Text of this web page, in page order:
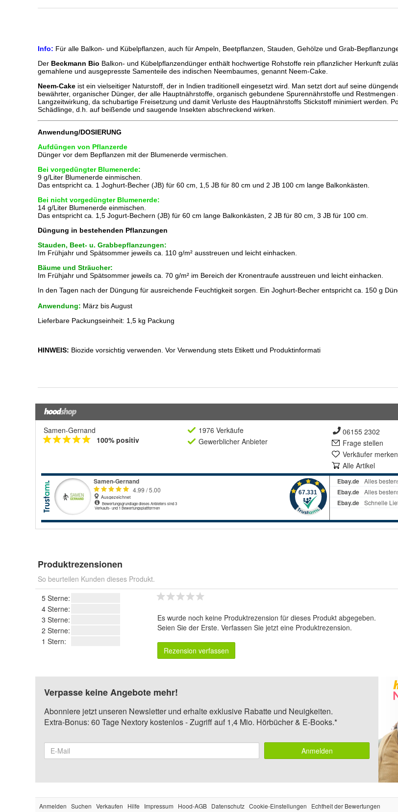
Samen-Gernand
100% positiv
1976 Verkäufe
Gewerblicher Anbieter
06155 2302
Frage stellen
Verkäufer merken
Alle Artikel
Produktrezensionen
So beurteilen Kunden dieses Produkt.
5 Sterne:
4 Sterne:
3 Sterne:
2 Sterne:
1 Stern:
Es wurde noch keine Produktrezension für dieses Produkt abgegeben.
Seien Sie der Erste. Verfassen Sie jetzt eine Produktrezension.
Rezension verfassen
Verpasse keine Angebote mehr!
Abonniere jetzt unseren Newsletter und erhalte exklusive Rabatte und Neuigkeiten.
Extra-Bonus: 60 Tage Nextory kostenlos - Zugriff auf 1,4 Mio. Hörbücher & E-Books.*
Anmelden
Anmelden Suchen Verkaufen Hilfe Impressum Hood-AGB Datenschutz Cookie-Einstellungen Echtheit der Bewertungen